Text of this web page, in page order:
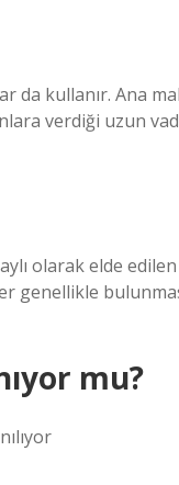
kullanır. Ana
verdiği uzun
olarak elde
genellikle
mu?